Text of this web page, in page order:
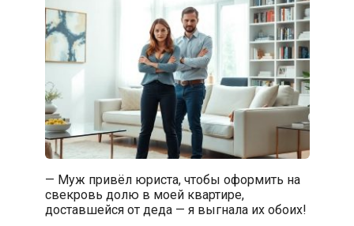
— Муж привёл юриста, чтобы оформить на
свекровь долю в моей квартире,
доставшейся от деда — я выгнала их обоих!